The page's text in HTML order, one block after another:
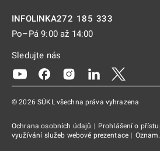
INFOLINKA272 185 333
Po–Pá 9:00 až 14:00
Sledujte nás
Odkaz se otevře na nové kartě
Odkaz se otevře na nové
Odkaz se otevře
Odkaz se
© 2026 SÚKL všechna práva vyhrazena
Ochrana osobních údajů | Prohlášení o
využívání služeb webové prezentace |